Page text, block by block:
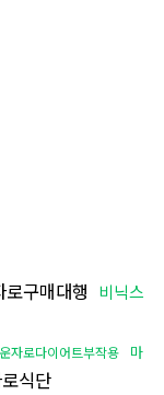
로구매대행 비닉스
자로다이어트부작용
마
식단